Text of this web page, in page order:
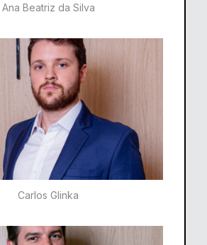
Ana Beatriz da Silva
Carlos Glinka